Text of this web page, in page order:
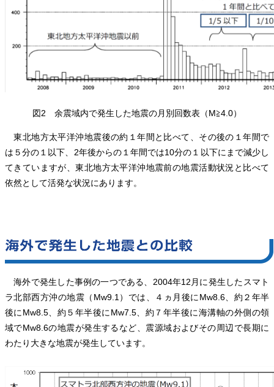
図2 余震域内で発生した地震の月別回数表（M≧4.0）
東北地方太平洋沖地震後の約１年間と比べて、その後の１年間で
は５分の１以下、2年後からの１年間では10分の１以下にまで減少し
てきていますが、東北地方太平洋沖地震前の地震活動状況と比べて
依然として活発な状況にあります。
海外で発生した事例の一つである、2004年12月に発生したスマト
ラ北部西方沖の地震（Mw9.1）では、４ヵ月後にMw8.6、約２年半
後にMw8.5、約５年半後にMw7.5、約７年半後に海溝軸の外側の領
域でMw8.6の地震が発生するなど、震源域およびその周辺で長期に
わたり大きな地震が発生しています。